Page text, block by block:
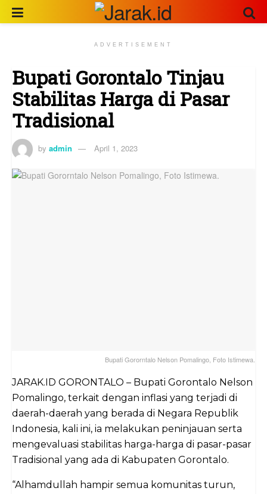
ADVERTISEMENT
Bupati Gorontalo Tinjau
Stabilitas Harga di Pasar
Tradisional
by admin April 1, 2023
Bupati Gororntalo Nelson Pomalingo, Foto Istimewa.
JARAK.ID GORONTALO – Bupati Gorontalo Nelson
Pomalingo, terkait dengan inflasi yang terjadi di
daerah-daerah yang berada di Negara Republik
Indonesia, kali ini, ia melakukan peninjauan serta
mengevaluasi stabilitas harga-harga di pasar-pasar
Tradisional yang ada di Kabupaten Gorontalo.
“Alhamdullah hampir semua komunitas turun,